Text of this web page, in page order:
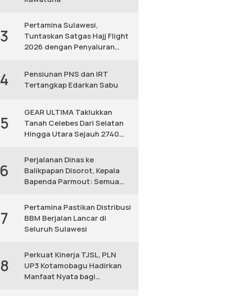
3
Pertamina Sulawesi,
Tuntaskan Satgas Hajj Flight
2026 dengan Penyaluran
4
Pensiunan PNS dan IRT
Tertangkap Edarkan Sabu
5
GEAR ULTIMA Taklukkan
Tanah Celebes Dari Selatan
Hingga Utara Sejauh 2740
6
Perjalanan Dinas ke
Balikpapan Disorot, Kepala
Bapenda Parmout: Semua
7
Pertamina Pastikan Distribusi
BBM Berjalan Lancar di
Seluruh Sulawesi
8
Perkuat Kinerja TJSL, PLN
UP3 Kotamobagu Hadirkan
Manfaat Nyata bagi